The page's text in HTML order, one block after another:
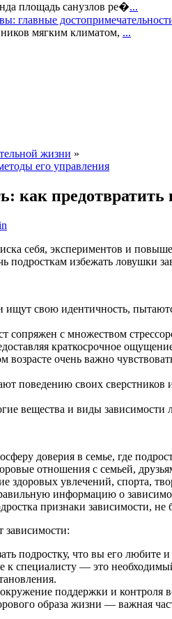
площадь санузлов ре�...
главные
мягким климатом, ...
жизни »
его управления
как предотвратить
себя, экспериментов и
подросткам избежать ловушки
свою идентичность,
сопряжен с множеством
краткосрочное
очень важно
поведению своих
вещества и виды зависимости
доверия в семье, где
отношения с семьей,
здоровых увлечений, спорта,
информацию о
признаки зависимости,
зависимости:
подростку, что вы его любите
специалисту — это
поддержки и контроля
образа жизни — важная